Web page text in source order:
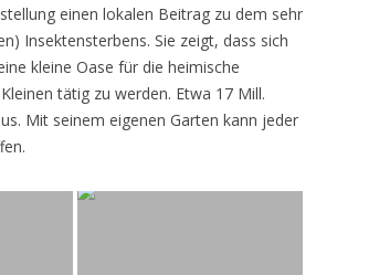
einen lokalen Beitrag zu dem sehr
Insektensterbens. Sie zeigt, dass sich
kleine Oase für die heimische
tätig zu werden. Etwa 17 Mill.
Mit seinem eigenen Garten kann jeder